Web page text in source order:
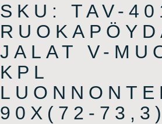
SKU: TAV-
JALAT V-
KPL
90X(72-